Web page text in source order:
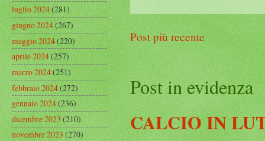
Post più recente
Post in evidenza
CALCIO IN
luglio 2024(281)
giugno 2024(267)
maggio 2024(220)
aprile 2024(257)
marzo 2024(251)
febbraio 2024(272)
gennaio 2024(236)
dicembre 2023(210)
novembre 2023(270)